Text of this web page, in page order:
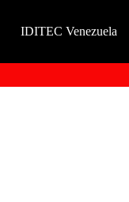
IDITEC Venezuela